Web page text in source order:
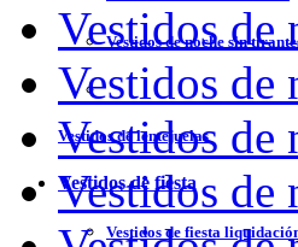
Vestidos de noche sin
Vestidos de lentejuelas
Vestidos de fiesta
Vestidos de fiesta
Vestidos de
Vestidos de
Vestidos de
Vestidos de